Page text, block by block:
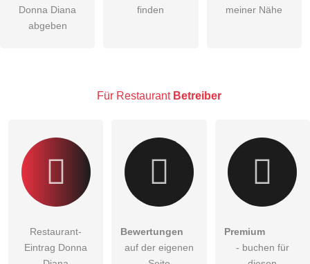
DieDatenschutzerklärung habe ich zur Kenntnis genommen.
Besucher sichtbar.
Donna Diana
abgeben
finden
meiner Nähe
Für Restaurant Betreiber
Restaurant-
Eintrag Donna
Bewertungen
auf der eigenen
Premium
- buchen für